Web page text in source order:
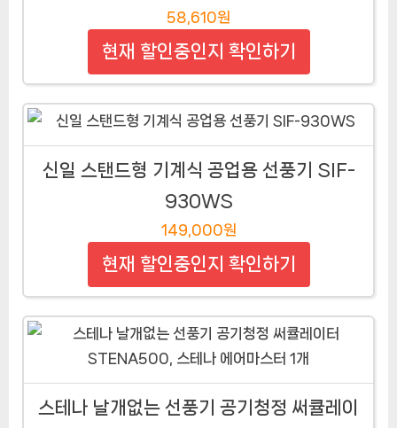
58,610원
현재 할인중인지 확인하기
신일 스탠드형 기계식 공업용 선풍기 SIF-
930WS
149,000원
현재 할인중인지 확인하기
스테나 날개없는 선풍기 공기청정 써큘레이